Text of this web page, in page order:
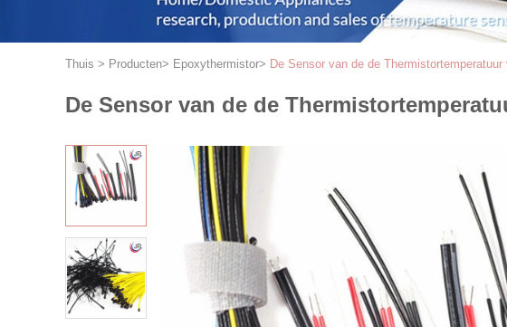
Thuis > Producten> Epoxythermistor> De Sensor van de de
De Sensor van de de